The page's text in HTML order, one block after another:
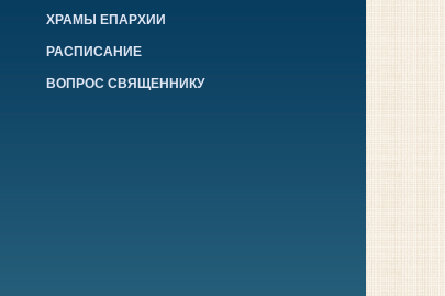
ХРАМЫ ЕПАРХИИ
РАСПИСАНИЕ
ВОПРОС СВЯЩЕННИКУ